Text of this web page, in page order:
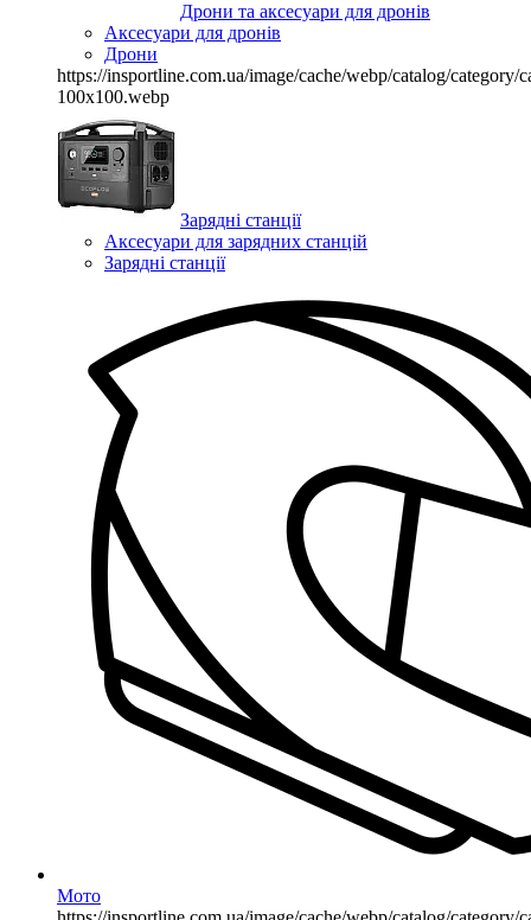
Дрони та аксесуари для дронів
Аксесуари для дронів
Дрони
https://insportline.com.ua/image/cache/webp/catalog/category/
100x100.webp
Зарядні станції
Аксесуари для зарядних станцій
Зарядні станції
Мото